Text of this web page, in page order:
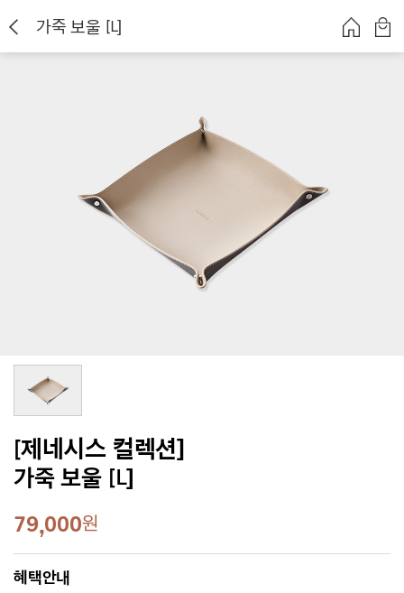
가죽 보울 [L]
[제네시스 컬렉션]
가죽 보울 [L]
79,000원
혜택안내